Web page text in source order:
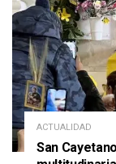
ACTUALIDAD
San